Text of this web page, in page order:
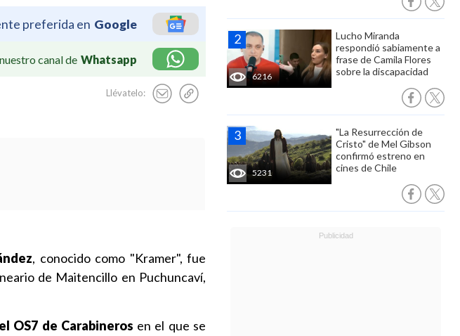
preferida en Google
canal de Whatsapp
Llévatelo:
6216
Lucho Miranda
respondió sabiamente a
frase de Camila Flores
sobre la discapacidad
5231
"La Resurrección de
Cristo" de Mel Gibson
confirmó estreno en
cines de Chile
, conocido como "Kramer", fue
de Maitencillo en Puchuncaví,
OS7 de Carabineros en el que se